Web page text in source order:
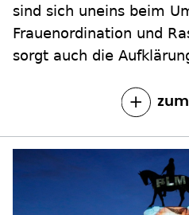
sind sich uneins beim
Frauenordination und
sorgt auch die